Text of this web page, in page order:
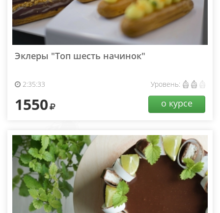
Эклеры "Топ шесть начинок"
2:35:33 Уровень:
1550 о курсе